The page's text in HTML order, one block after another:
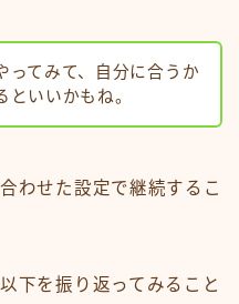
ってみて、自分に合うか
といいかもね。
わせた設定で継続するこ
下を振り返ってみること